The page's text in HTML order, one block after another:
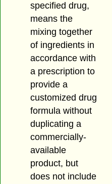
specified drug,
means the
mixing together
of ingredients in
accordance with
a prescription to
provide a
customized drug
formula without
duplicating a
commercially-
available
product, but
does not include